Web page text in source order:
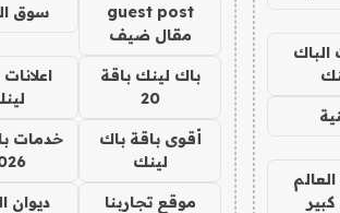
الباك
guest post
مقال ضيف
سوق
باك لينك باقة
20
أقوى باقة باك
لينك
خدمات
موقع تجاربنا
ديوان